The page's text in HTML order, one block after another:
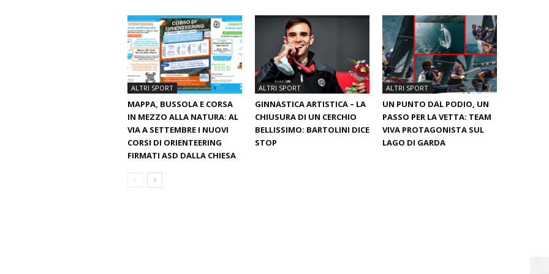
ALTRI SPORT
MAPPA, BUSSOLA E CORSA
IN MEZZO ALLA NATURA: AL
VIA A SETTEMBRE I NUOVI
CORSI DI ORIENTEERING
FIRMATI ASD DALLA CHIESA
ALTRI SPORT
GINNASTICA ARTISTICA – LA
CHIUSURA DI UN CERCHIO
BELLISSIMO: BARTOLINI DICE
STOP
ALTRI SPORT
UN PUNTO DAL PODIO, UN
PASSO PER LA VETTA: TEAM
VIVA PROTAGONISTA SUL
LAGO DI GARDA